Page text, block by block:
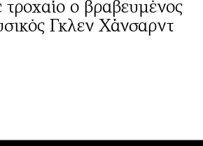
ο βραβευμένος
Γκλεν Χάνσαρντ